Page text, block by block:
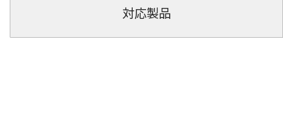
対応製品